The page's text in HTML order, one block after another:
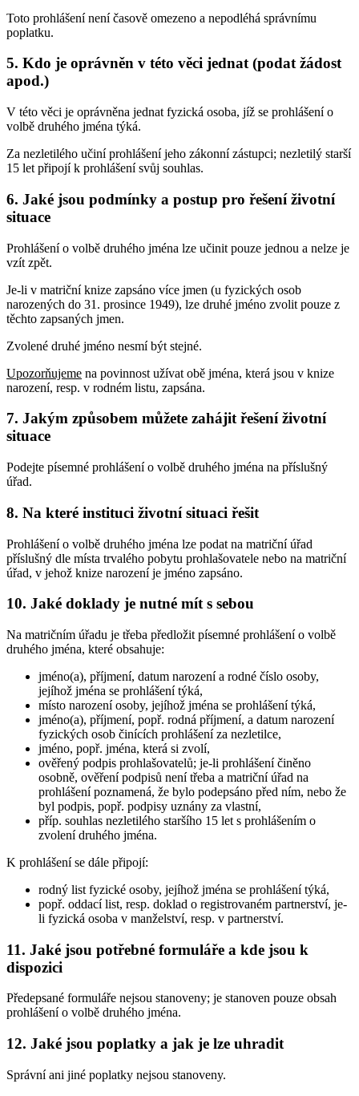
Toto prohlášení není časově omezeno a nepodléhá správnímu
poplatku.
5. Kdo je oprávněn v této věci jednat (podat žádost
apod.)
V této věci je oprávněna jednat fyzická osoba, jíž se prohlášení o
volbě druhého jména týká.
Za nezletilého učiní prohlášení jeho zákonní zástupci; nezletilý starší
15 let připojí k prohlášení svůj souhlas.
6. Jaké jsou podmínky a postup pro řešení životní
situace
Prohlášení o volbě druhého jména lze učinit pouze jednou a nelze je
vzít zpět.
Je-li v matriční knize zapsáno více jmen (u fyzických osob
narozených do 31. prosince 1949), lze druhé jméno zvolit pouze z
těchto zapsaných jmen.
Zvolené druhé jméno nesmí být stejné.
Upozorňujeme na povinnost užívat obě jména, která jsou v knize
narození, resp. v rodném listu, zapsána.
7. Jakým způsobem můžete zahájit řešení životní
situace
Podejte písemné prohlášení o volbě druhého jména na příslušný
úřad.
8. Na které instituci životní situaci řešit
Prohlášení o volbě druhého jména lze podat na matriční úřad
příslušný dle místa trvalého pobytu prohlašovatele nebo na matriční
úřad, v jehož knize narození je jméno zapsáno.
10. Jaké doklady je nutné mít s sebou
Na matričním úřadu je třeba předložit písemné prohlášení o volbě
druhého jména, které obsahuje:
jméno(a), příjmení, datum narození a rodné číslo osoby,
jejíhož jména se prohlášení týká,
místo narození osoby, jejíhož jména se prohlášení týká,
jméno(a), příjmení, popř. rodná příjmení, a datum narození
fyzických osob činících prohlášení za nezletilce,
jméno, popř. jména, která si zvolí,
ověřený podpis prohlašovatelů; je-li prohlášení činěno
osobně, ověření podpisů není třeba a matriční úřad na
prohlášení poznamená, že bylo podepsáno před ním, nebo že
byl podpis, popř. podpisy uznány za vlastní,
příp. souhlas nezletilého staršího 15 let s prohlášením o
zvolení druhého jména.
K prohlášení se dále připojí:
rodný list fyzické osoby, jejíhož jména se prohlášení týká,
popř. oddací list, resp. doklad o registrovaném partnerství, je-
li fyzická osoba v manželství, resp. v partnerství.
11. Jaké jsou potřebné formuláře a kde jsou k
dispozici
Předepsané formuláře nejsou stanoveny; je stanoven pouze obsah
prohlášení o volbě druhého jména.
12. Jaké jsou poplatky a jak je lze uhradit
Správní ani jiné poplatky nejsou stanoveny.